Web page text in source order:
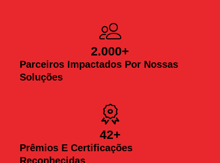
Parceiros Impactados Por Nossas
Soluções
2.000+
Prêmios E Certificações
Reconhecidas
42+